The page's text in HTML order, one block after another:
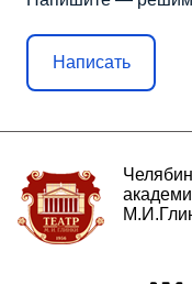
Написать